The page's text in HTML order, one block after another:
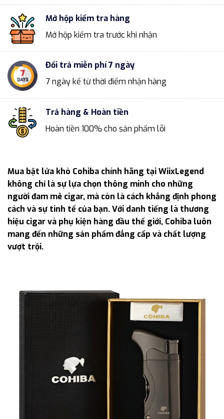
Mở hộp kiểm tra hàng
Mở hộp kiểm tra trước khi nhận
Đổi trả miễn phí 7 ngày
7 ngày kể từ thời điểm nhận hàng
Trả hàng & Hoàn tiền
Hoàn tiền 100% cho sản phẩm lỗi
Mua bật lửa khò Cohiba chính hãng tại WiixLegend
không chỉ là sự lựa chọn thông minh cho những
người đam mê cigar, mà còn là cách khẳng định phong
cách và sự tinh tế của bạn. Với danh tiếng là thương
hiệu cigar và phụ kiện hàng đầu thế giới, Cohiba luôn
mang đến những sản phẩm đẳng cấp và chất lượng
vượt trội.